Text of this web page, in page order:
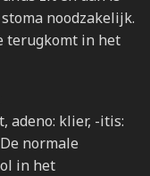
noodzakelijk.
terugkomt in het
adeno: klier, -itis:
normale
in het